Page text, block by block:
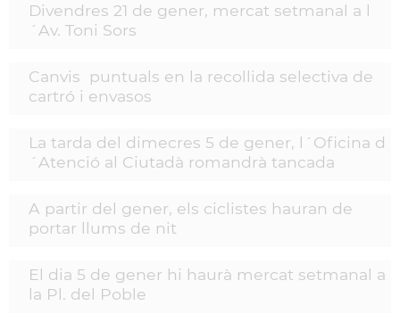
Divendres 21 de gener, mercat setmanal a l
´Av. Toni Sors
Canvis puntuals en la recollida selectiva de
cartró i envasos
La tarda del dimecres 5 de gener, l´Oficina d
´Atenció al Ciutadà romandrà tancada
A partir del gener, els ciclistes hauran de
portar llums de nit
El dia 5 de gener hi haurà mercat setmanal a
la Pl. del Poble